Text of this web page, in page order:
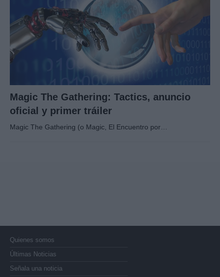
Magic The Gathering: Tactics, anuncio
oficial y primer tráiler
Magic The Gathering (o Magic, El Encuentro por…
Quienes somos
Últimas Noticias
Señala una noticia